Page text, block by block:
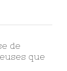
de
que